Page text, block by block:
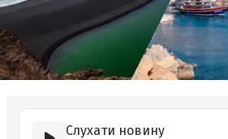
Слухати новину